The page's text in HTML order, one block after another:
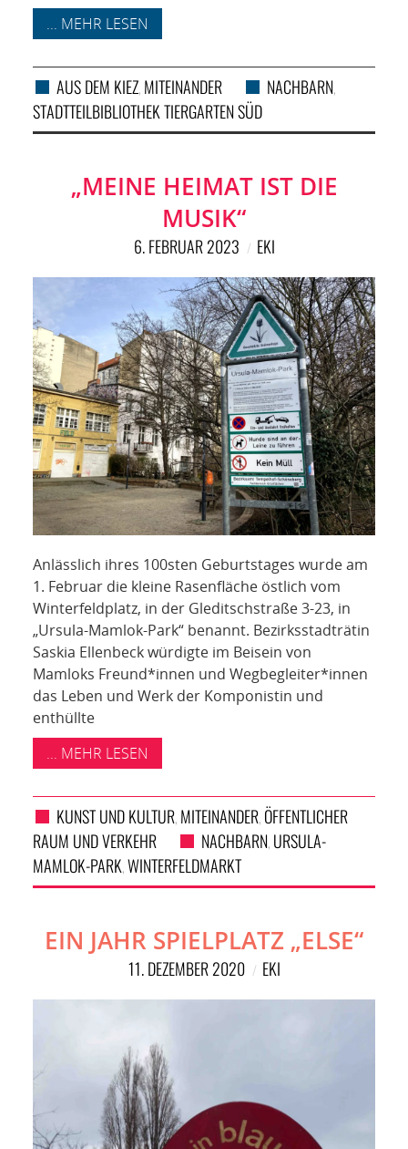
... MEHR LESEN
AUS DEM KIEZ, MITEINANDER NACHBARN,
STADTTEILBIBLIOTHEK TIERGARTEN SÜD
„MEINE HEIMAT IST DIE
MUSIK“
6. FEBRUAR 2023 EKI
Anlässlich ihres 100sten Geburtstages wurde am
1. Februar die kleine Rasenfläche östlich vom
Winterfeldplatz, in der Gleditschstraße 3-23, in
„Ursula-Mamlok-Park“ benannt. Bezirksstadträtin
Saskia Ellenbeck würdigte im Beisein von
Mamloks Freund*innen und Wegbegleiter*innen
das Leben und Werk der Komponistin und
enthüllte
... MEHR LESEN
KUNST UND KULTUR, MITEINANDER, ÖFFENTLICHER
RAUM UND VERKEHR
NACHBARN, URSULA-
MAMLOK-PARK,WINTERFELDMARKT
EIN JAHR SPIELPLATZ „ELSE“
11. DEZEMBER 2020 EKI